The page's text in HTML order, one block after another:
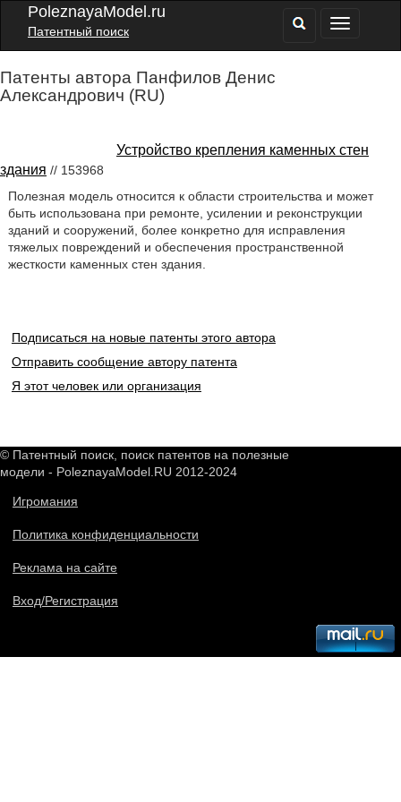
PoleznayaModel.ru
Патентный поиск
Патенты автора Панфилов Денис
Александрович (RU)
Устройство крепления каменных стен
здания // 153968
Полезная модель относится к области строительства и может
быть использована при ремонте, усилении и реконструкции
зданий и сооружений, более конкретно для исправления
тяжелых повреждений и обеспечения пространственной
жесткости каменных стен здания.
Подписаться на новые патенты этого автора
Отправить сообщение автору патента
Я этот человек или организация
© Патентный поиск, поиск патентов на полезные
модели - PoleznayaModel.RU 2012-2024
Игромания
Политика конфиденциальности
Реклама на сайте
Вход/Регистрация